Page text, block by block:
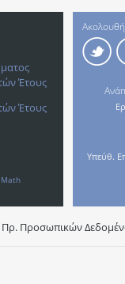
Έτους
Έτους
Υπεύθ.
Προσωπικών